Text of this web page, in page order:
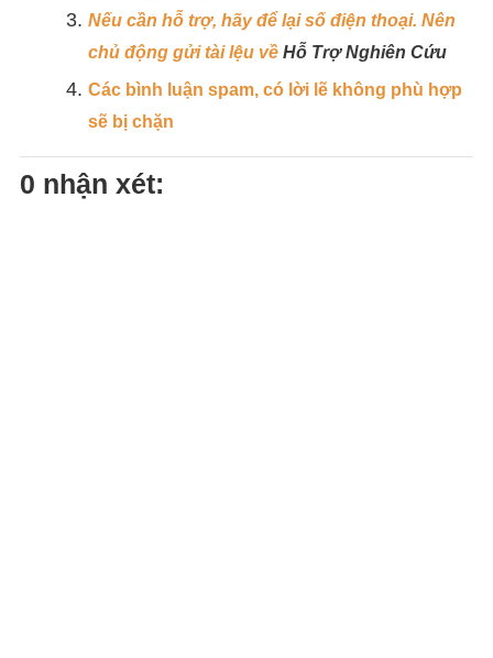
Nếu cần hỗ trợ, hãy để lại số điện thoại. Nên
chủ động gửi tài lệu về Hỗ Trợ Nghiên Cứu
Các bình luận spam, có lời lẽ không phù hợp
sẽ bị chặn
0 nhận xét: